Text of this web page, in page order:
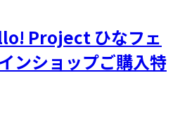
Project ひなフェ
ンショップご購入特